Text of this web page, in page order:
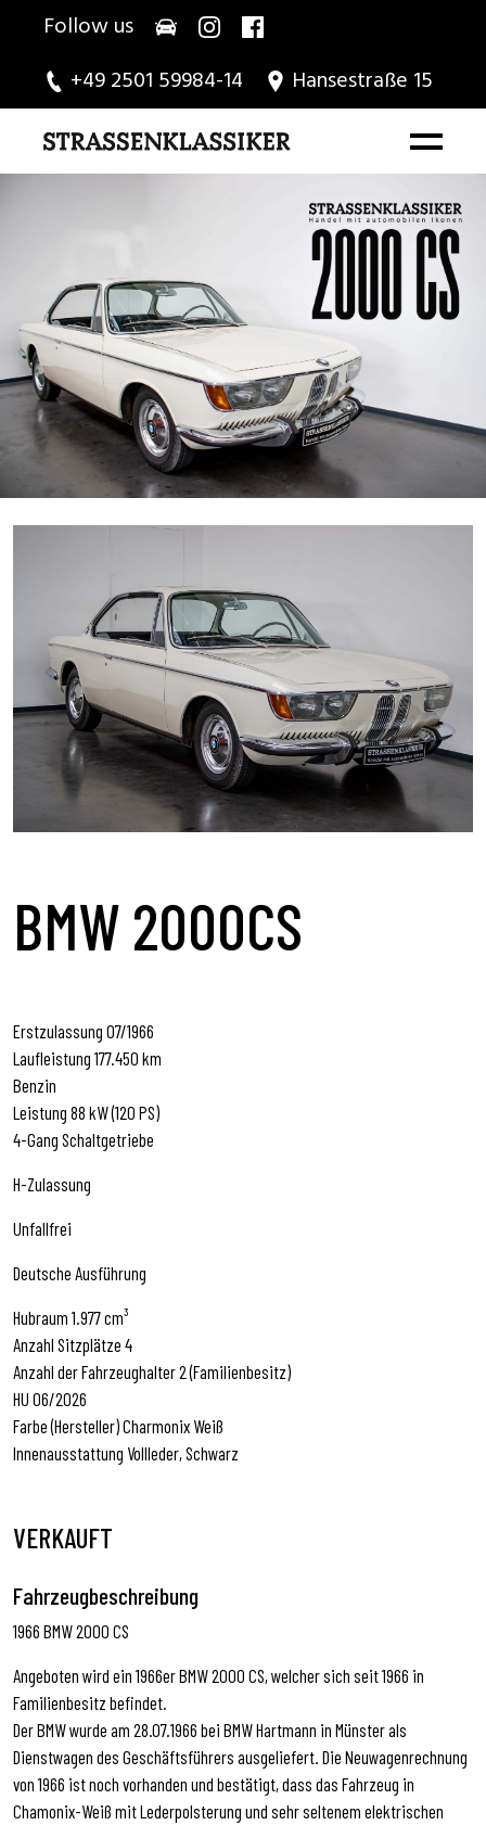
Follow us
+49 2501 59984-14
Hansestraße 15
BMW 2000CS
Erstzulassung 07/1966
Laufleistung 177.450 km
Benzin
Leistung 88 kW (120 PS)
4-Gang Schaltgetriebe
H-Zulassung
Unfallfrei
Deutsche Ausführung
Hubraum 1.977 cm³
Anzahl Sitzplätze 4
Anzahl der Fahrzeughalter 2 (Familienbesitz)
HU 06/2026
Farbe (Hersteller) Charmonix Weiß
Innenausstattung Vollleder, Schwarz
VERKAUFT
Fahrzeugbeschreibung
1966 BMW 2000 CS
Angeboten wird ein 1966er BMW 2000 CS, welcher sich seit 1966 in
Familienbesitz befindet.
Der BMW wurde am 28.07.1966 bei BMW Hartmann in Münster als
Dienstwagen des Geschäftsführers ausgeliefert. Die Neuwagenrechnung
von 1966 ist noch vorhanden und bestätigt, dass das Fahrzeug in
Chamonix-Weiß mit Lederpolsterung und sehr seltenem elektrischen